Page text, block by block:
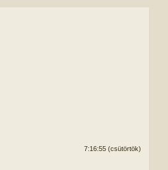
7:16:55 (csütörtök)